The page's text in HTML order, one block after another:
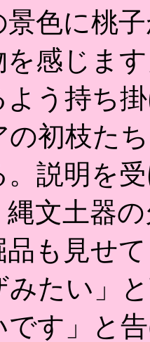
景色に桃
を感じま
よう持ち
の初枝た
。説明を
文土器
品も見せ
みたい」
です」と